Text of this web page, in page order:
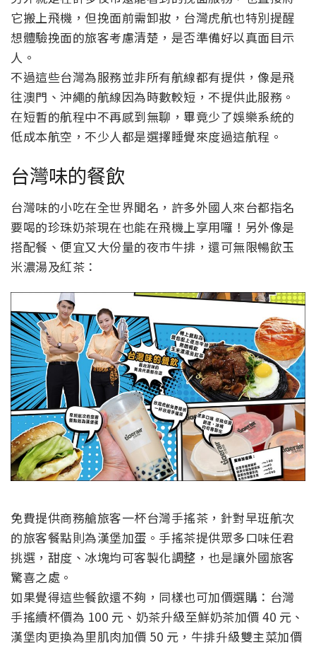
它搬上飛機，但挽面前需卸妝，台灣虎航也特別提醒
想體驗挽面的旅客考慮清楚，是否準備好以真面目示
人。
不過這些台灣為服務並非所有航線都有提供，像是飛
往澳門、沖繩的航線因為時數較短，不提供此服務。
在短暫的航程中不再感到無聊，畢竟少了娛樂系統的
低成本航空，不少人都是選擇睡覺來度過這航程。
台灣味的餐飲
台灣味的小吃在全世界聞名，許多外國人來台都指名
要喝的珍珠奶茶現在也能在飛機上享用囉！另外像是
搭配餐、便宜又大份量的夜市牛排，還可無限暢飲玉
米濃湯及紅茶：
免費提供商務艙旅客一杯台灣手搖茶，針對早班航次
的旅客餐點則為漢堡加蛋。手搖茶提供眾多口味任君
挑選，甜度、冰塊均可客製化調整，也是讓外國旅客
驚喜之處。
如果覺得這些餐飲還不夠，同樣也可加價選購：台灣
手搖續杯價為 100 元、奶茶升級至鮮奶茶加價 40 元、
漢堡肉更換為里肌肉加價 50 元，牛排升級雙主菜加價